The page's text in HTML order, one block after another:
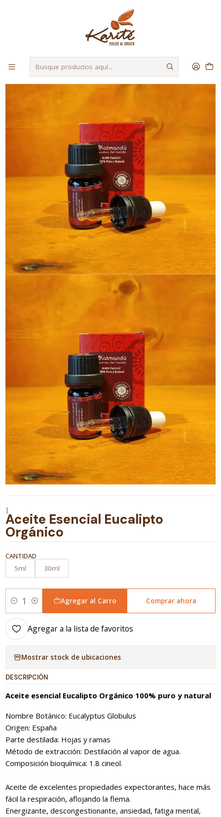
Despacho a Regiones a través de Starken y Bluexpress
Materias Primas Aceites Esenciales
Aceite Esencial Eucalipto Orgánico
|
Aceite Esencial Eucalipto
Orgánico
CANTIDAD
5ml
30ml
Cantidad
Agregar al Carro Comprar ahora
Agregar a la lista de favoritos
Mostrar stock de ubicaciones
DESCRIPCIÓN
Aceite esencial Eucalipto Orgánico 100% puro y natural
Nombre Botánico: Eucalyptus Globulus
Origen: España
Parte destilada: Hojas y ramas
Método de extracción: Destilación al vapor de agua.
Composición bioquímica: 1.8 cineol.
Aceite de excelentes propiedades expectorantes, hace más
fácil la respiración, aflojando la flema.
Energizante, descongestionante, ansiedad, fatiga mental,